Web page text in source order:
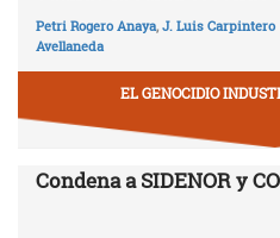
Petri Rogero Anaya, J. Luis Carpintero
Avellaneda
EL GENOCIDIO
Condena a SIDENOR y